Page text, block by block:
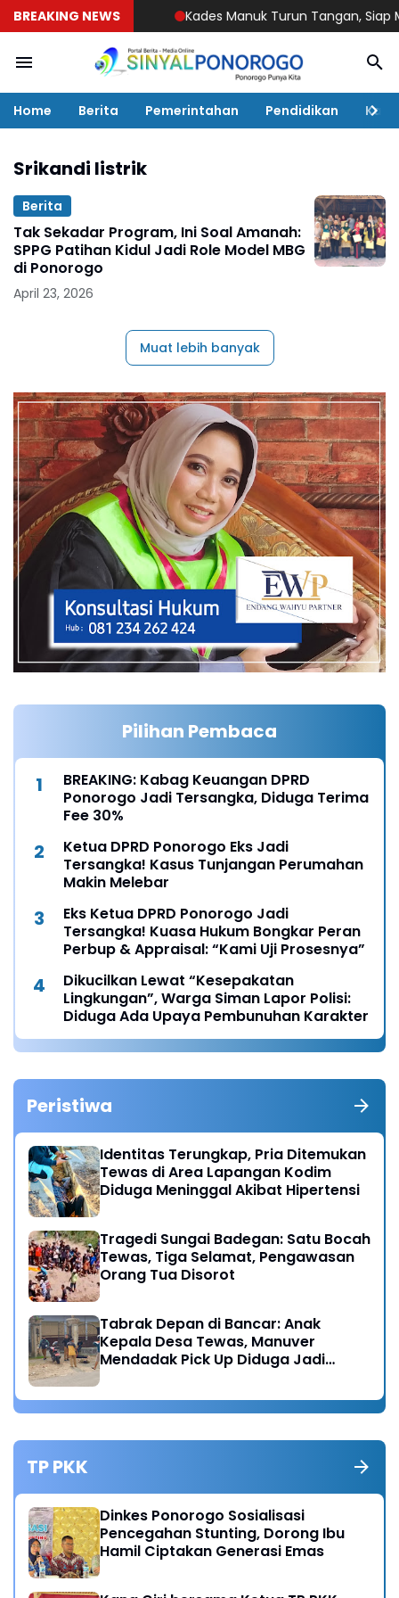
BREAKING NEWS Kades Manuk Turun Tangan, Siap
Home Berita Pemerintahan Pendidikan
Srikandi listrik
Berita
Tak Sekadar Program, Ini Soal Amanah:
SPPG Patihan Kidul Jadi Role Model MBG
di Ponorogo
April 23, 2026
Muat lebih banyak
Pilihan Pembaca
BREAKING: Kabag Keuangan DPRD
Ponorogo Jadi Tersangka, Diduga Terima
Fee 30%
Ketua DPRD Ponorogo Eks Jadi
Tersangka! Kasus Tunjangan Perumahan
Makin Melebar
Eks Ketua DPRD Ponorogo Jadi
Tersangka! Kuasa Hukum Bongkar Peran
Perbup & Appraisal: “Kami Uji Prosesnya”
Dikucilkan Lewat “Kesepakatan
Lingkungan”, Warga Siman Lapor Polisi:
Diduga Ada Upaya Pembunuhan Karakter
Peristiwa
Identitas Terungkap, Pria Ditemukan
Tewas di Area Lapangan Kodim
Diduga Meninggal Akibat Hipertensi
Tragedi Sungai Badegan: Satu Bocah
Tewas, Tiga Selamat, Pengawasan
Orang Tua Disorot
Tabrak Depan di Bancar: Anak
Kepala Desa Tewas, Manuver
Mendadak Pick Up Diduga Jadi
TP PKK
Dinkes Ponorogo Sosialisasi
Pencegahan Stunting, Dorong Ibu
Hamil Ciptakan Generasi Emas